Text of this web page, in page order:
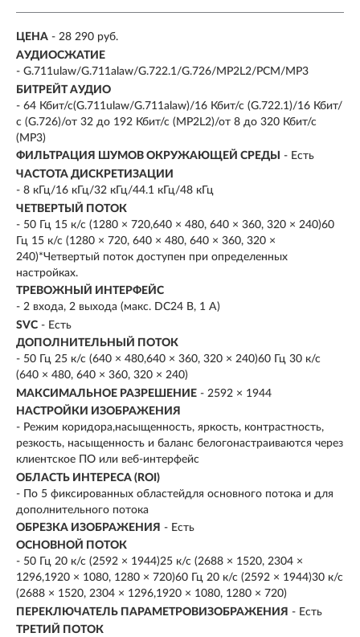
ЦЕНА - 28 290 руб.
АУДИОСЖАТИЕ
- G.711ulaw/G.711alaw/G.722.1/G.726/MP2L2/PCM/MP3
БИТРЕЙТ АУДИО
- 64 Кбит/с(G.711ulaw/G.711alaw)/16 Кбит/с (G.722.1)/16 Кбит/
с (G.726)/от 32 до 192 Кбит/с (MP2L2)/от 8 до 320 Кбит/с
(MP3)
ФИЛЬТРАЦИЯ ШУМОВ ОКРУЖАЮЩЕЙ СРЕДЫ
- Есть
ЧАСТОТА ДИСКРЕТИЗАЦИИ
- 8 кГц/16 кГц/32 кГц/44.1 кГц/48 кГц
ЧЕТВЕРТЫЙ ПОТОК
- 50 Гц 15 к/с (1280 × 720,640 × 480, 640 × 360, 320 × 240)60
Гц 15 к/с (1280 × 720, 640 × 480, 640 × 360, 320 ×
240)*Четвертый поток доступен при определенных
настройках.
ТРЕВОЖНЫЙ ИНТЕРФЕЙС
- 2 входа, 2 выхода (макс. DC24 В, 1 A)
SVC - Есть
ДОПОЛНИТЕЛЬНЫЙ ПОТОК
- 50 Гц 25 к/с (640 × 480,640 × 360, 320 × 240)60 Гц 30 к/с
(640 × 480, 640 × 360, 320 × 240)
МАКСИМАЛЬНОЕ РАЗРЕШЕНИЕ - 2592 × 1944
НАСТРОЙКИ ИЗОБРАЖЕНИЯ
- Режим коридора,насыщенность, яркость, контрастность,
резкость, насыщенность и баланс белогонастраиваются через
клиентское ПО или веб-интерфейс
ОБЛАСТЬ ИНТЕРЕСА (ROI)
- По 5 фиксированных областейдля основного потока и для
дополнительного потока
ОБРЕЗКА ИЗОБРАЖЕНИЯ - Есть
ОСНОВНОЙ ПОТОК
- 50 Гц 20 к/с (2592 × 1944)25 к/с (2688 × 1520, 2304 ×
1296,1920 × 1080, 1280 × 720)60 Гц 20 к/с (2592 × 1944)30 к/с
(2688 × 1520, 2304 × 1296,1920 × 1080, 1280 × 720)
ПЕРЕКЛЮЧАТЕЛЬ ПАРАМЕТРОВИЗОБРАЖЕНИЯ - Есть
ТРЕТИЙ ПОТОК